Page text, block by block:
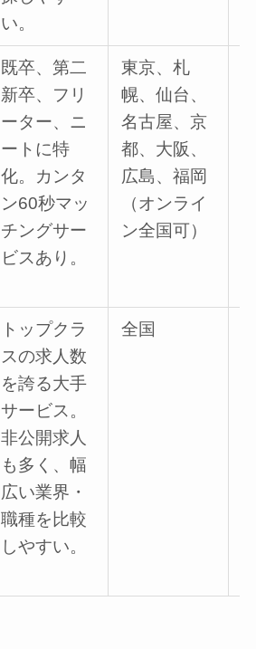
い。
既卒、第二
新卒、フリ
ーター、ニ
ートに特
化。カンタ
ン60秒マッ
チングサー
ビスあり。
東京、札
幌、仙台、
名古屋、京
都、大阪、
広島、福岡
（オンライ
ン全国可）
トップクラ
スの求人数
を誇る大手
サービス。
非公開求人
も多く、幅
広い業界・
職種を比較
しやすい。
全国